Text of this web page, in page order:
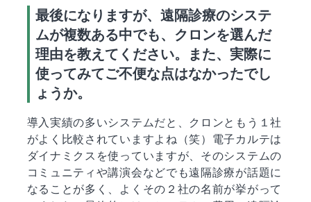
最後になりますが、遠隔診療のシステ
ムが複数ある中でも、クロンを選んだ
理由を教えてください。また、実際に
使ってみてご不便な点はなかったでし
ょうか。
導入実績の多いシステムだと、クロンともう１社
がよく比較されていますよね（笑）電子カルテは
ダイナミクスを使っていますが、そのシステムの
コミュニティや講演会などでも遠隔診療が話題に
なることが多く、よくその２社の名前が挙がって